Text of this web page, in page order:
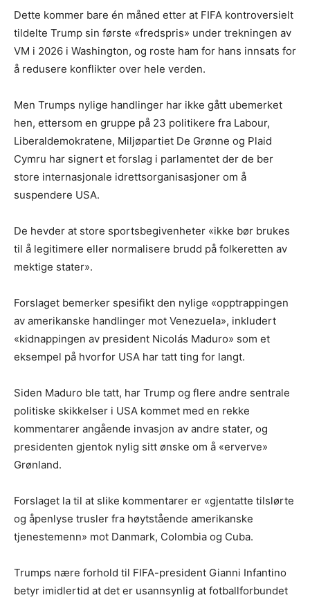
Dette kommer bare én måned etter at FIFA kontroversielt
tildelte Trump sin første «fredspris» under trekningen av
VM i 2026 i Washington, og roste ham for hans innsats for
å redusere konflikter over hele verden.
Men Trumps nylige handlinger har ikke gått ubemerket
hen, ettersom en gruppe på 23 politikere fra Labour,
Liberaldemokratene, Miljøpartiet De Grønne og Plaid
Cymru har signert et forslag i parlamentet der de ber
store internasjonale idrettsorganisasjoner om å
suspendere USA.
De hevder at store sportsbegivenheter «ikke bør brukes
til å legitimere eller normalisere brudd på folkeretten av
mektige stater».
Forslaget bemerker spesifikt den nylige «opptrappingen
av amerikanske handlinger mot Venezuela», inkludert
«kidnappingen av president Nicolás Maduro» som et
eksempel på hvorfor USA har tatt ting for langt.
Siden Maduro ble tatt, har Trump og flere andre sentrale
politiske skikkelser i USA kommet med en rekke
kommentarer angående invasjon av andre stater, og
presidenten gjentok nylig sitt ønske om å «erverve»
Grønland.
Forslaget la til at slike kommentarer er «gjentatte tilslørte
og åpenlyse trusler fra høytstående amerikanske
tjenestemenn» mot Danmark, Colombia og Cuba.
Trumps nære forhold til FIFA-president Gianni Infantino
betyr imidlertid at det er usannsynlig at fotballforbundet